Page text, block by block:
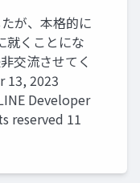
が、本格的に
就くことにな
交流させてく
13, 2023
Developer
reserved 11